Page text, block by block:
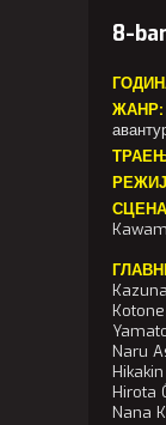
8-
ЖАНР:
Naru
Hikakin
Hirota
Nana